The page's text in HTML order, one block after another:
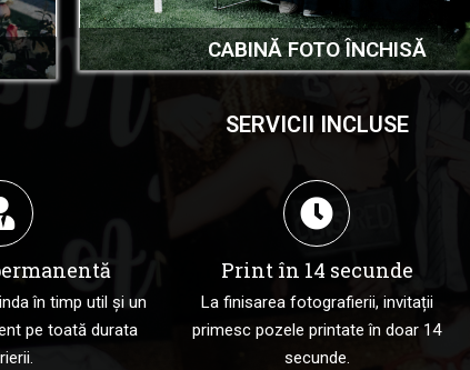
CABINĂ FOTO ÎNCHISĂ
SERVICII INCLUSE
în timp util și un
pe toată durata
Print în 14 secunde
La finisarea fotografierii, invitații
primesc pozele printate în doar 14
secunde.